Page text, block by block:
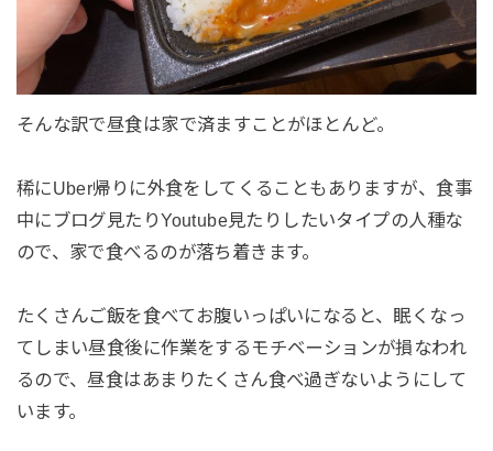
そんな訳で昼食は家で済ますことがほとんど。
稀にUber帰りに外食をしてくることもありますが、食事
中にブログ見たりYoutube見たりしたいタイプの人種な
ので、家で食べるのが落ち着きます。
たくさんご飯を食べてお腹いっぱいになると、眠くなっ
てしまい昼食後に作業をするモチベーションが損なわれ
るので、昼食はあまりたくさん食べ過ぎないようにして
います。